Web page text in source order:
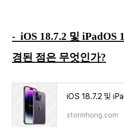
- iOS 18.7.2 및 iPadOS
경된 점은 무엇인가?
stormhong.com